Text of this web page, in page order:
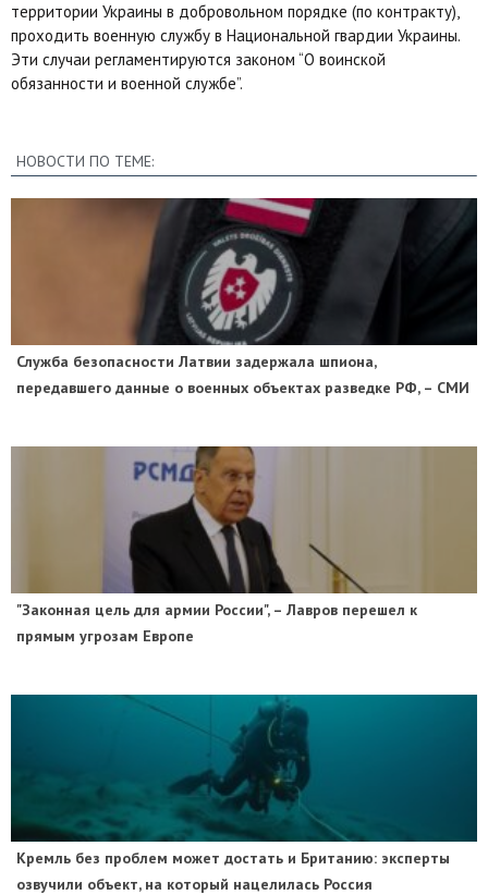
территории Украины в добровольном порядке (по контракту),
проходить военную службу в Национальной гвардии Украины.
Эти случаи регламентируются законом “О воинской
обязанности и военной службе”.
НОВОСТИ ПО ТЕМЕ:
Служба безопасности Латвии задержала шпиона,
передавшего данные о военных объектах разведке РФ, – СМИ
"Законная цель для армии России", – Лавров перешел к
прямым угрозам Европе
​Кремль без проблем может достать и Британию: эксперты
озвучили объект, на который нацелилась Россия